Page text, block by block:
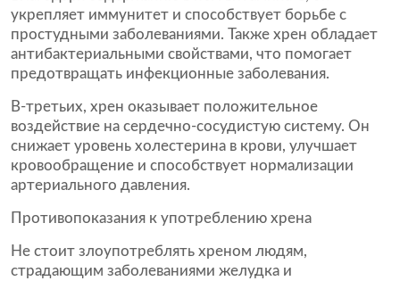
укрепляет иммунитет и способствует борьбе с
простудными заболеваниями. Также хрен обладает
антибактериальными свойствами, что помогает
предотвращать инфекционные заболевания.
В-третьих, хрен оказывает положительное
воздействие на сердечно-сосудистую систему. Он
снижает уровень холестерина в крови, улучшает
кровообращение и способствует нормализации
артериального давления.
Противопоказания к употреблению хрена
Не стоит злоупотреблять хреном людям,
страдающим заболеваниями желудка и